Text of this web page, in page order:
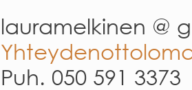
lauramelkinen @
Puh. 050 591 3373